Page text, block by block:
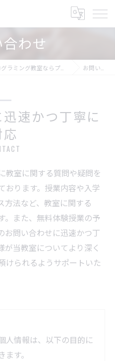
わせ
お問い合わせ
速かつ丁寧に
教室に関する質問や疑問を
おります。授業内容や入学
方法など、教室に関する
。また、無料体験授業の予
お問い合わせに迅速かつ丁
当教室についてより深く
けられるようサポートいた
人情報は、以下の目的に
す。